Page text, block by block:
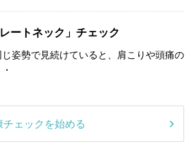
ートネック」チェック
じ姿勢で見続けていると、肩こりや頭痛の
チェックを始める